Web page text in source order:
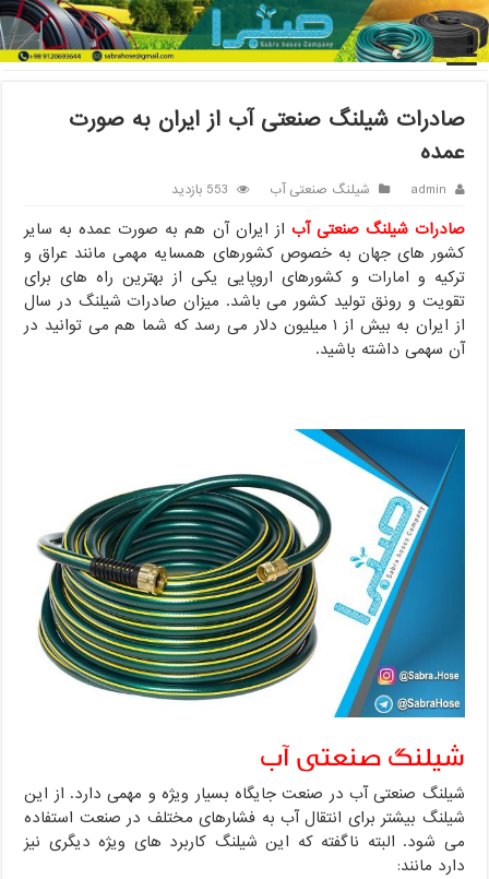
خانه / شیلنگ صنعتی آب / صادرات شیلنگ صنعتی آب از ایران به صورت
عمده
صادرات شیلنگ صنعتی آب از ایران به صورت
عمده
admin شیلنگ صنعتی آب 553 بازدید
صادرات شیلنگ صنعتی آب از ایران آن هم به صورت عمده به سایر
کشور های جهان به خصوص کشورهای همسایه مهمی مانند عراق و
ترکیه و امارات و کشورهای اروپایی یکی از بهترین راه های برای
تقویت و رونق تولید کشور می باشد. میزان صادرات شیلنگ در سال
از ایران به بیش از ۱ میلیون دلار می رسد که شما هم می توانید در
آن سهمی داشته باشید.
شیلنگ صنعتی آب
شیلنگ صنعتی آب در صنعت جایگاه بسیار ویژه و مهمی دارد. از این
شیلنگ بیشتر برای انتقال آب به فشارهای مختلف در صنعت استفاده
می شود. البته ناگفته که این شیلنگ کاربرد های ویژه دیگری نیز
دارد مانند: